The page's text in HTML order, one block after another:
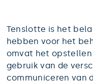
Tenslotte is het
hebben voor het
omvat het
gebruik van de
communiceren van